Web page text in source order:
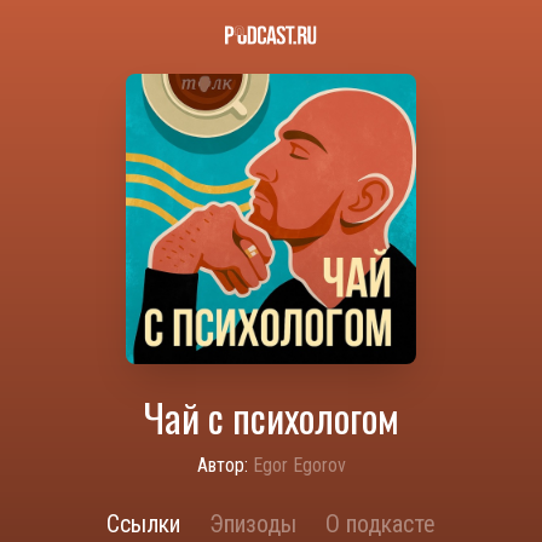
Чай с психологом
Автор: Egor Egorov
Ссылки Эпизоды О подкасте